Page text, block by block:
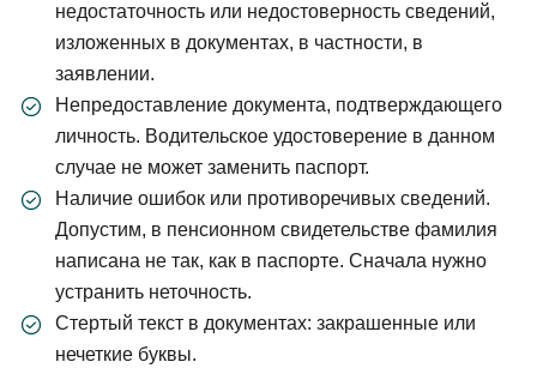
недостаточность или недостоверность сведений,
изложенных в документах, в частности, в
заявлении.
Непредоставление документа, подтверждающего
личность. Водительское удостоверение в данном
случае не может заменить паспорт.
Наличие ошибок или противоречивых сведений.
Допустим, в пенсионном свидетельстве фамилия
написана не так, как в паспорте. Сначала нужно
устранить неточность.
Стертый текст в документах: закрашенные или
нечеткие буквы.